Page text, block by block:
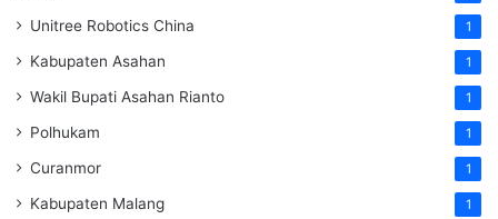
Unitree Robotics China 1
Kabupaten Asahan 1
Wakil Bupati Asahan Rianto 1
Polhukam 1
Curanmor 1
Kabupaten Malang 1